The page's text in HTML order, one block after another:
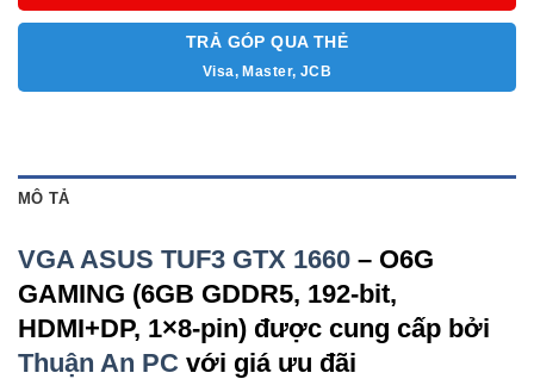
TRẢ GÓP QUA THẺ
Visa, Master, JCB
MÔ TẢ
VGA ASUS TUF3 GTX 1660 – O6G
GAMING (6GB GDDR5, 192-bit,
HDMI+DP, 1×8-pin) được cung cấp bởi
Thuận An PC với giá ưu đãi